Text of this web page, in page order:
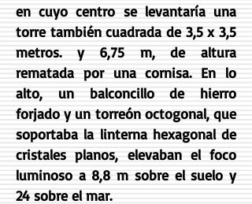
en cuyo centro se levantaría una
torre también cuadrada de 3,5 x 3,5
metros. y 6,75 m, de altura
rematada por una cornisa. En lo
alto, un balconcillo de hierro
forjado y un torreón octogonal, que
soportaba la linterna hexagonal de
cristales planos, elevaban el foco
luminoso a 8,8 m sobre el suelo y
24 sobre el mar.